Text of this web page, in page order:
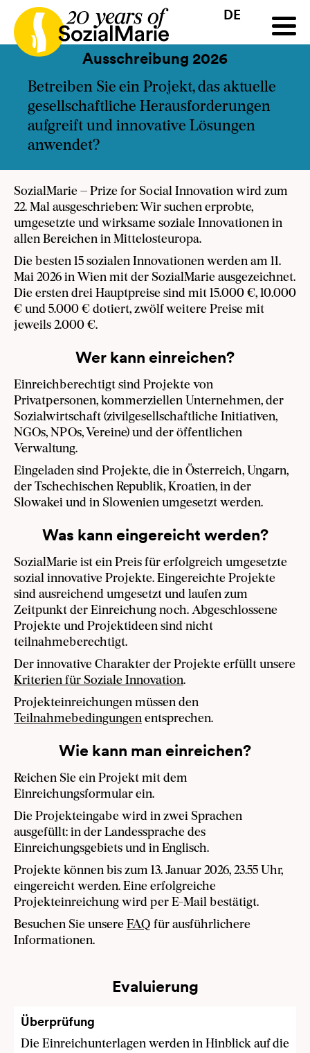
DE
HU SK SL
ProjekteNews Downloads
Ausschreibung 2026
Betreiben Sie ein Projekt, das aktuelle
gesellschaftliche Herausforderungen
aufgreift und innovative Lösungen
anwendet?
SozialMarie – Prize for Social Innovation wird zum
22. Mal ausgeschrieben: Wir suchen erprobte,
umgesetzte und wirksame soziale Innovationen in
allen Bereichen in Mittelosteuropa.
Die besten 15 sozialen Innovationen werden am 11.
Mai 2026 in Wien mit der SozialMarie ausgezeichnet.
Die ersten drei Hauptpreise sind mit 15.000 €, 10.000
€ und 5.000 € dotiert, zwölf weitere Preise mit
jeweils 2.000 €.
Wer kann einreichen?
Einreichberechtigt sind Projekte von
Privatpersonen, kommerziellen Unternehmen, der
Sozialwirtschaft (zivilgesellschaftliche Initiativen,
NGOs, NPOs, Vereine) und der öffentlichen
Verwaltung.
Eingeladen sind Projekte, die in Österreich, Ungarn,
der Tschechischen Republik, Kroatien, in der
Slowakei und in Slowenien umgesetzt werden.
Was kann eingereicht werden?
SozialMarie ist ein Preis für erfolgreich umgesetzte
sozial innovative Projekte. Eingereichte Projekte
sind ausreichend umgesetzt und laufen zum
Zeitpunkt der Einreichung noch. Abgeschlossene
Projekte und Projektideen sind nicht
teilnahmeberechtigt.
Der innovative Charakter der Projekte erfüllt unsere
Kriterien für Soziale Innovation.
Projekteinreichungen müssen den
Teilnahmebedingungen entsprechen.
Wie kann man einreichen?
Reichen Sie ein Projekt mit dem
Einreichungsformular ein.
Die Projekteingabe wird in zwei Sprachen
ausgefüllt: in der Landessprache des
Einreichungsgebiets und in Englisch.
Projekte können bis zum 13. Januar 2026, 23.55 Uhr,
eingereicht werden. Eine erfolgreiche
Projekteinreichung wird per E-Mail bestätigt.
Besuchen Sie unsere FAQ für ausführlichere
Informationen.
Evaluierung
Überprüfung
Die Einreichunterlagen werden in Hinblick auf die